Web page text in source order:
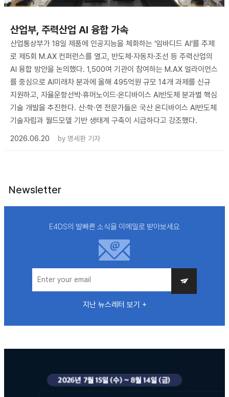
산업부, 주력산업 AI 융합 가속
산업통상부가 18일 제품에 인공지능을 체화하는 ‘임바디드 AI’를 주제
로 제5회 M.AX 컨퍼런스를 열고, 반도체·자동차·조선 등 주력산업의
AI 융합 방안을 논의했다. 1,500여 기관이 참여하는 M.AX 얼라이언스
를 중심으로 AI미래차 분과에 올해 495억원 규모 14개 과제를 신규
지원하고, 자율운항선박·휴머노이드·온디바이스 AI반도체 분과별 핵심
기술 개발을 추진한다. 산·학·연 전문가들은 국산 온디바이스 AI반도체
기술자립과 월드모델 기반 생태계 구축이 시급하다고 강조했다.
2026.06.20
by 명세환 기자
Newsletter
E4DS의 발빠른 소식을 이메일로 받아보세요
지난 뉴스레터 보기 +